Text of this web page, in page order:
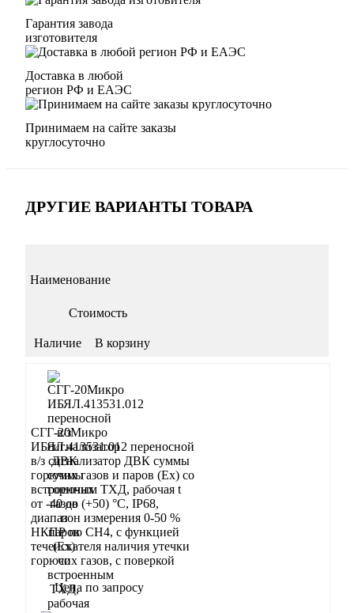
Гарантия завода
изготовителя
Доставка в любой
регион РФ и ЕАЭС
Принимаем на сайте заказы
круглосуточно
ДРУГИЕ ВАРИАНТЫ ТОВАРА
Наименование
Стоимость
Наличие В корзину
СГГ-20Микро
ИБЯЛ.413531.012 переносной
в/з сигнализатор ДВК суммы
горючих газов и паров (Ex) со
встроенным ТХД, рабочая t
от -40 до (+50) °С, IP68,
диапазон измерения 0-50 %
НКПР по СН4, с функцией
течеискателя наличия утечки
горючих газов, с поверкой
Цена по запросу